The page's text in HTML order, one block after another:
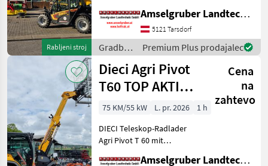
Rabljeni stroj
Kg Traglast -578cm
Hubhöhe
Werkzeugunterkante -Unter
200cm Bauhöhe -75 PS 4
Zylind
Amselgruber Landtechnik GmbH
5121 Tarsdorf
Gradbeni
stroji /
Dieci
Premium Plus prodajalec
Dieci Agri Pivot
T60 TOP AKTION
mit
Österreichpaket
Cena
na
zahtevo
75 KM/55 kW L. pr. 2026
1 h
DIECI Teleskop-Radlader
Agri Pivot T 60 mit
Amselgruber Landtechnik GmbH